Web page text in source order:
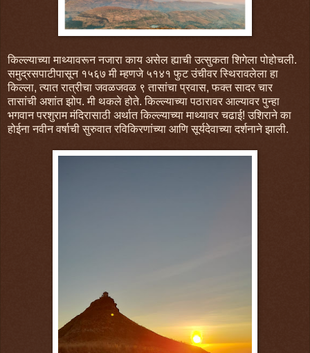
किल्ल्याच्या माथ्यावरून नजारा काय असेल ह्याची उत्सुकता शिगेला पोहोचली.
समुद्रसपाटीपासून १५६७ मी म्हणजे ५१४१ फुट उंचीवर स्थिरावलेला हा
किल्ला, त्यात रात्रीचा जवळजवळ ९ तासांचा प्रवास, फक्त सादर चार
तासांची अशांत झोप. मी थकले होते. किल्ल्याच्या पठारावर आल्यावर पुन्हा
भगवान परशुराम मंदिरासाठी अर्थात किल्ल्याच्या माथ्यावर चढाई! उशिराने का
होईना नवीन वर्षाची सुरुवात रविकिरणांच्या आणि सूर्यदेवाच्या दर्शनाने झाली.